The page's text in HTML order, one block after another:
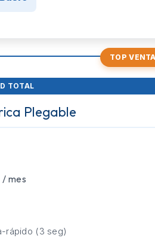
TOP
TOTAL
Plegable
/ mes
rápido (3 seg)